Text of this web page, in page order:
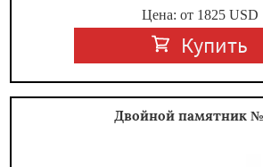
Цена: от 1825USD
Купить
Двойной памятник